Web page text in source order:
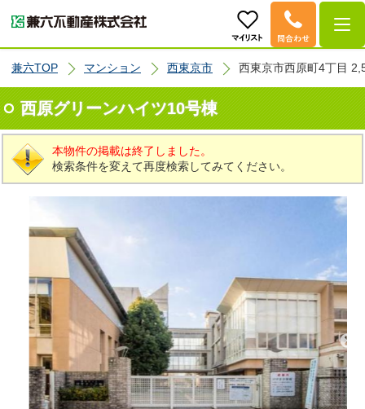
兼六TOP マンション 西東京市 西東京市西原町4丁目
西原グリーンハイツ10号棟
本物件の掲載は終了しました。
検索条件を変えて再度検索してみてください。